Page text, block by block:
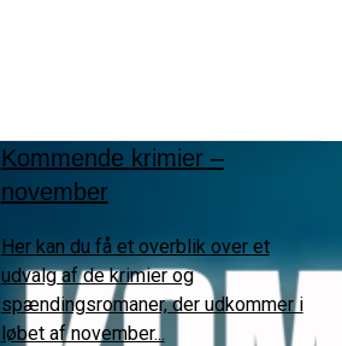
Kommende krimier –
november
Her kan du få et overblik over et
udvalg af de krimier og
spændingsromaner, der udkommer i
løbet af november...